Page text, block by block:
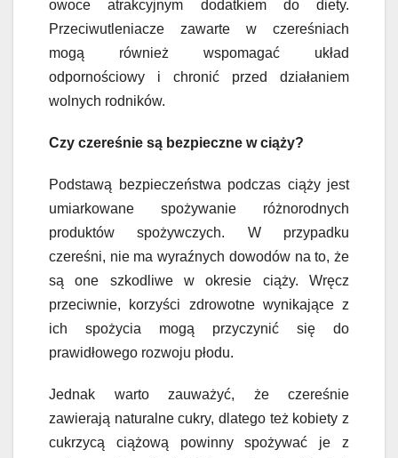
owoce atrakcyjnym dodatkiem do diety.
Przeciwutleniacze zawarte w czereśniach
mogą również wspomagać układ
odpornościowy i chronić przed działaniem
wolnych rodników.
Czy czereśnie są bezpieczne w ciąży?
Podstawą bezpieczeństwa podczas ciąży jest
umiarkowane spożywanie różnorodnych
produktów spożywczych. W przypadku
czereśni, nie ma wyraźnych dowodów na to, że
są one szkodliwe w okresie ciąży. Wręcz
przeciwnie, korzyści zdrowotne wynikające z
ich spożycia mogą przyczynić się do
prawidłowego rozwoju płodu.
Jednak warto zauważyć, że czereśnie
zawierają naturalne cukry, dlatego też kobiety z
cukrzycą ciążową powinny spożywać je z